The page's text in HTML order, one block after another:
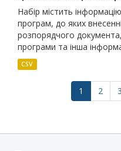
Набір містить
програм, до яких
розпорядчого
програми та інша
CSV
1 2 3